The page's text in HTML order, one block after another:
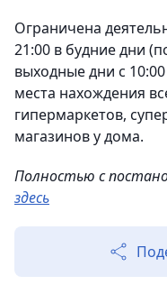
Ограничена
21:00 в будние дни
выходные дни с
места нахождения
гипермаркетов,
магазинов у дома.
Полностью с
здесь